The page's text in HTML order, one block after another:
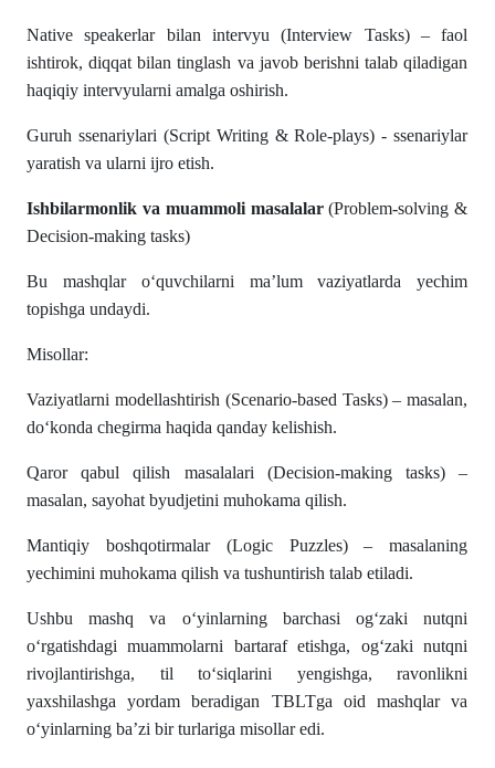
Native speakerlar bilan intervyu (Interview Tasks) – faol
ishtirok, diqqat bilan tinglash va javob berishni talab qiladigan
haqiqiy intervyularni amalga oshirish.
Guruh ssenariylari (Script Writing & Role-plays) - ssenariylar
yaratish va ularni ijro etish.
Ishbilarmonlik va muammoli masalalar(Problem-solving &
Decision-making tasks)
Bu mashqlar o‘quvchilarni ma’lum vaziyatlarda yechim
topishga undaydi.
Misollar:
Vaziyatlarni modellashtirish (Scenario-based Tasks) – masalan,
do‘konda chegirma haqida qanday kelishish.
Qaror qabul qilish masalalari (Decision-making tasks) –
masalan, sayohat byudjetini muhokama qilish.
Mantiqiy boshqotirmalar (Logic Puzzles) – masalaning
yechimini muhokama qilish va tushuntirish talab etiladi.
Ushbu mashq va o‘yinlarning barchasi og‘zaki nutqni
o‘rgatishdagi muammolarni bartaraf etishga, og‘zaki nutqni
rivojlantirishga, til to‘siqlarini yengishga, ravonlikni
yaxshilashga yordam beradigan TBLTga oid mashqlar va
o‘yinlarning ba’zi bir turlariga misollar edi.